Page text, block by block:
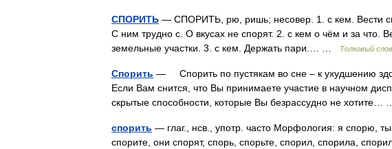
СПОРИТЬ — СПОРИТЬ, рю, ришь; несовер. 1. с кем. Вести
С ним трудно с. О вкусах не спорят. 2. с кем о чём и за что.
земельные участки. 3. с кем. Держать пари.… …
Толковый
Спорить — Спорить по пустякам во сне – к ухудшению
Если Вам снится, что Вы принимаете участие в научном
скрытые способности, которые Вы безрассудно не хотите…
спорить — глаг., нсв., употр. часто Морфология: я спорю,
спорите, они спорят, спорь, спорьте, спорил, спорила,